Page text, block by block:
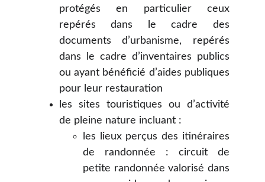
protégés en particulier ceux
repérés dans le cadre des
documents d’urbanisme, repérés
dans le cadre d’inventaires publics
ou ayant bénéficié d’aides publiques
pour leur restauration
les sites touristiques ou d’activité
de pleine nature incluant :
les lieux perçus des itinéraires
de randonnée : circuit de
petite randonnée valorisé dans